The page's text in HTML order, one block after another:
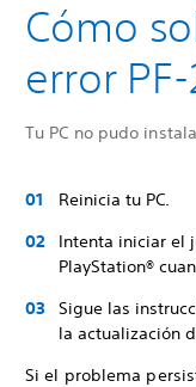
Cómo
error
Tu PC no pudo
Reinicia tu PC.
Intenta iniciar el
PlayStation®
Sigue las
la actualización
Si el problema